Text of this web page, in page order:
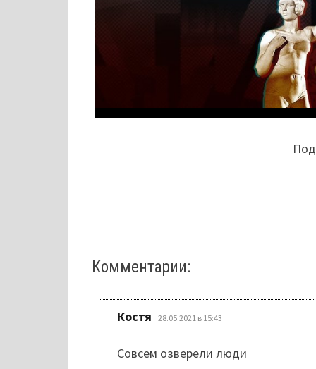
Комментарии:
Костя 28.05.2021 в 15:43
Совсем озверели люди